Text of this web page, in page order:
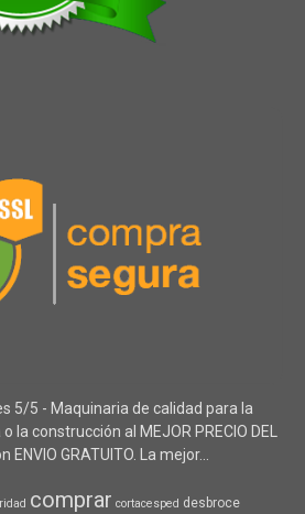
5/5 - Maquinaria de calidad para la
la construcción al MEJOR PRECIO DEL
ENVIO GRATUITO. La mejor...
comprar cortacesped desbroce